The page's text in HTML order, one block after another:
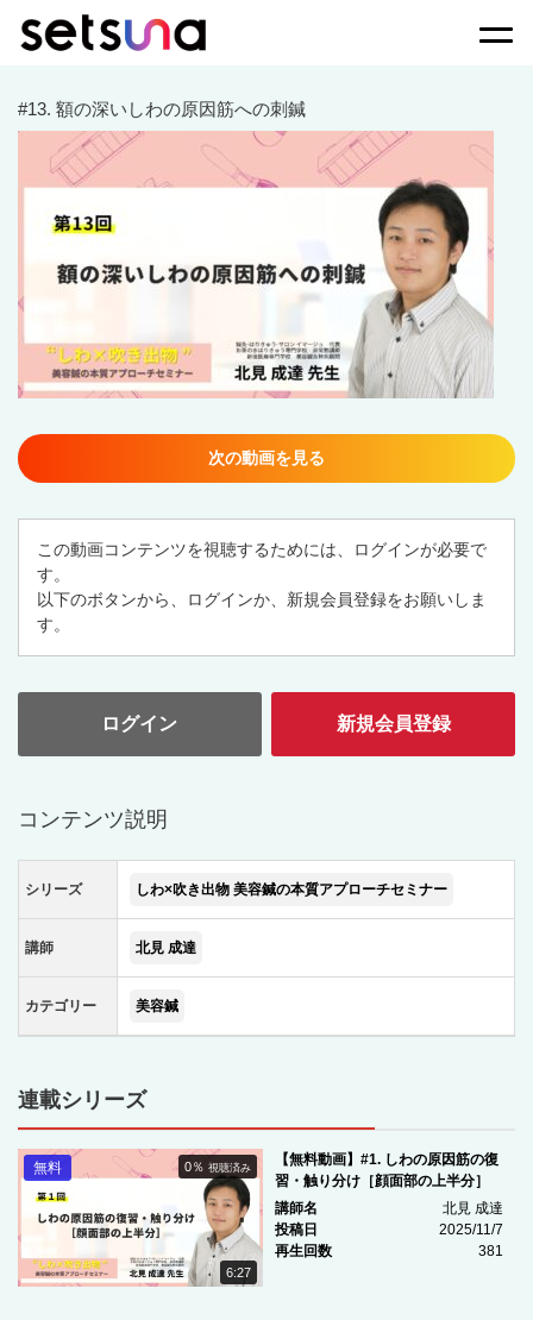
#13. 額の深いしわの原因筋への刺鍼
次の動画を見る
この動画コンテンツを視聴するためには、ログインが必要で
す。
以下のボタンから、ログインか、新規会員登録をお願いしま
す。
ログイン 新規会員登録
コンテンツ説明
シリーズ しわ×吹き出物 美容鍼の本質アプローチセミナー
講師 北見 成達
カテゴリー 美容鍼
連載シリーズ
6:27
0％視聴済み
無料
【無料動画】#1. しわの原因筋の復
習・触り分け［顔面部の上半分］
講師名
北見 成達
投稿日
2025/11/7
再生回数
381